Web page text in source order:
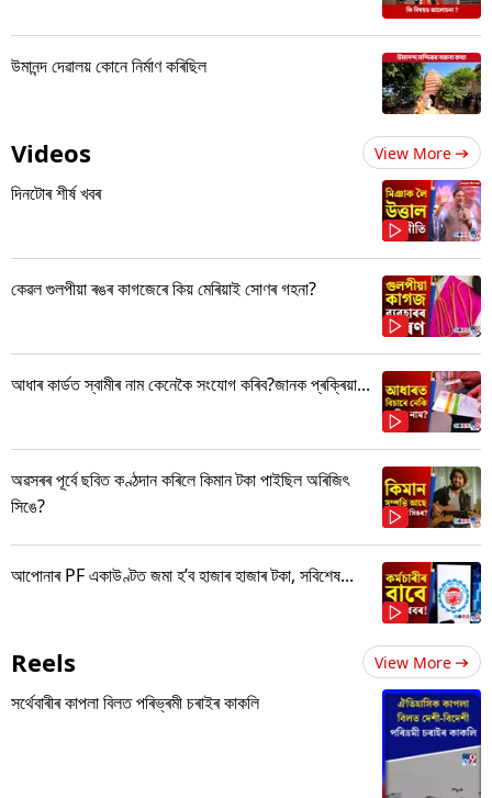
উমানন্দ দেৱালয় কোনে নিৰ্মাণ কৰিছিল
Videos View More
দিনটোৰ শীৰ্ষ খবৰ
কেৱল গুলপীয়া ৰঙৰ কাগজেৰে কিয় মেৰিয়াই সোণৰ গহনা?
আধাৰ কাৰ্ডত স্বামীৰ নাম কেনেকৈ সংযোগ কৰিব?জানক প্ৰক্ৰিয়া...
অৱসৰৰ পূৰ্বে ছবিত কণ্ঠদান কৰিলে কিমান টকা পাইছিল অৰিজিৎ
সিঙে?
আপোনাৰ PF একাউণ্টত জমা হ’ব হাজাৰ হাজাৰ টকা, সবিশেষ...
Reels View More
সৰ্থেবাৰীৰ কাপলা বিলত পৰিভ্ৰমী চৰাইৰ কাকলি